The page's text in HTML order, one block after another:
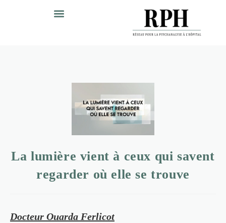
La lumière vient à ceux qui savent
regarder où elle se trouve
Docteur Ouarda Ferlicot